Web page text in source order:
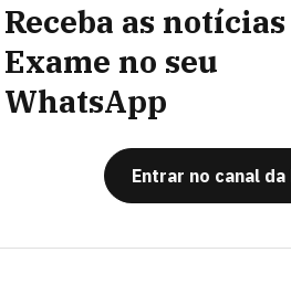
Receba as
Exame no seu
WhatsApp
Entrar no canal da